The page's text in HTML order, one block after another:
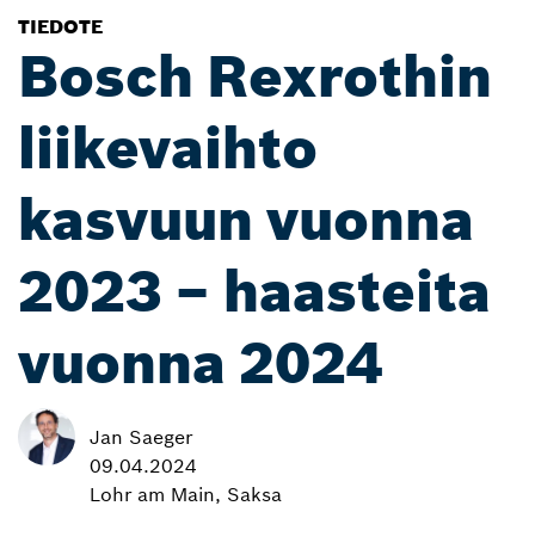
TIEDOTE
Bosch Rexrothin
liikevaihto
kasvuun vuonna
2023 – haasteita
vuonna 2024
Jan Saeger
09.04.2024
Lohr am Main, Saksa